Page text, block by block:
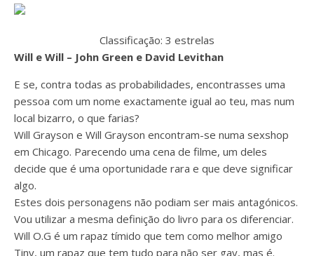
Classificação: 3 estrelas
Will e Will – John Green e David Levithan
E se, contra todas as probabilidades, encontrasses uma
pessoa com um nome exactamente igual ao teu, mas num
local bizarro, o que farias?
Will Grayson e Will Grayson encontram-se numa sexshop
em Chicago. Parecendo uma cena de filme, um deles
decide que é uma oportunidade rara e que deve significar
algo.
Estes dois personagens não podiam ser mais antagónicos.
Vou utilizar a mesma definição do livro para os diferenciar.
Will O.G é um rapaz tímido que tem como melhor amigo
Tiny, um rapaz que tem tudo para não ser gay, mas é.